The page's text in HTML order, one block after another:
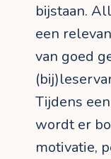
bijstaan.
een
van goed
Tijdens
wordt er
motivatie,